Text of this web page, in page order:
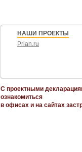
НАШИ ПРОЕКТЫ
Prian.ru
С проектными
ознакомиться
в офисах и на сайтах